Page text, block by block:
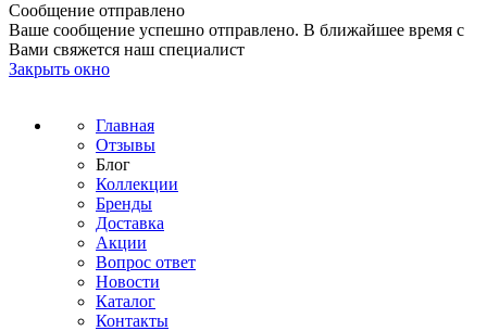
Сообщение отправлено
Ваше сообщение успешно отправлено. В ближайшее время с
Вами свяжется наш специалист
Закрыть окно
Главная
Отзывы
Блог
Коллекции
Бренды
Доставка
Акции
Вопрос ответ
Новости
Каталог
Контакты